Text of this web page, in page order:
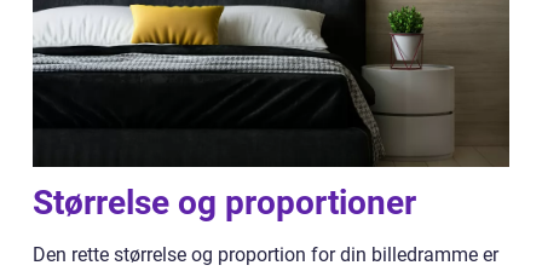
Størrelse og proportioner
Den rette størrelse og proportion for din billedramme er